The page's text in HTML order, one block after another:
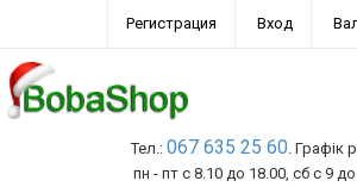
Регистрация Вход
Тел.: 067 635 25 60. Графік
пн - пт с 8.10 до 18.00, сб с 9